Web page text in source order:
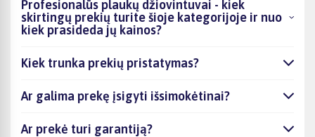
Profesionalūs plaukų džiovintuvai - kiek
skirtingų prekių turite šioje kategorijoje ir nuo
kiek prasideda jų kainos?
Kiek trunka prekių pristatymas?
Ar galima prekę įsigyti išsimokėtinai?
Ar prekė turi garantiją?